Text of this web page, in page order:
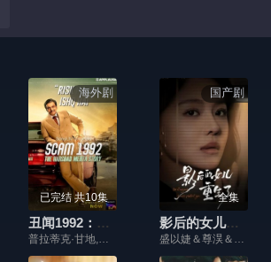
海外剧
已完结 共10集
丑闻1992：哈沙德·梅塔的故事
普拉蒂克·甘地,施瑞亚·丹万塔里,安贾利·巴罗特,赫曼特·凯尔
国产剧
全集
影后的女儿重生了
盛以婕＆尊淏＆李欣怡